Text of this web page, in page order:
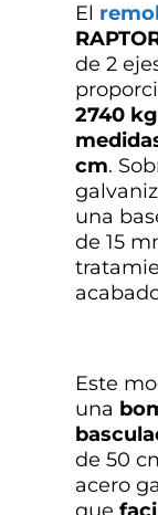
El
de 2
2740 kg
cm.
una
de 15
Este
una
de 50
acero